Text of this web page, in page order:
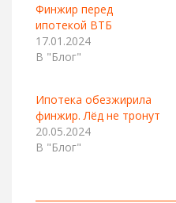
Финжир перед
ипотекой ВТБ
17.01.2024
В "Блог"
Ипотека обезжирила
финжир. Лёд не тронут
20.05.2024
В "Блог"